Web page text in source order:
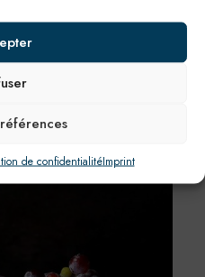
de confidentialitéImprint